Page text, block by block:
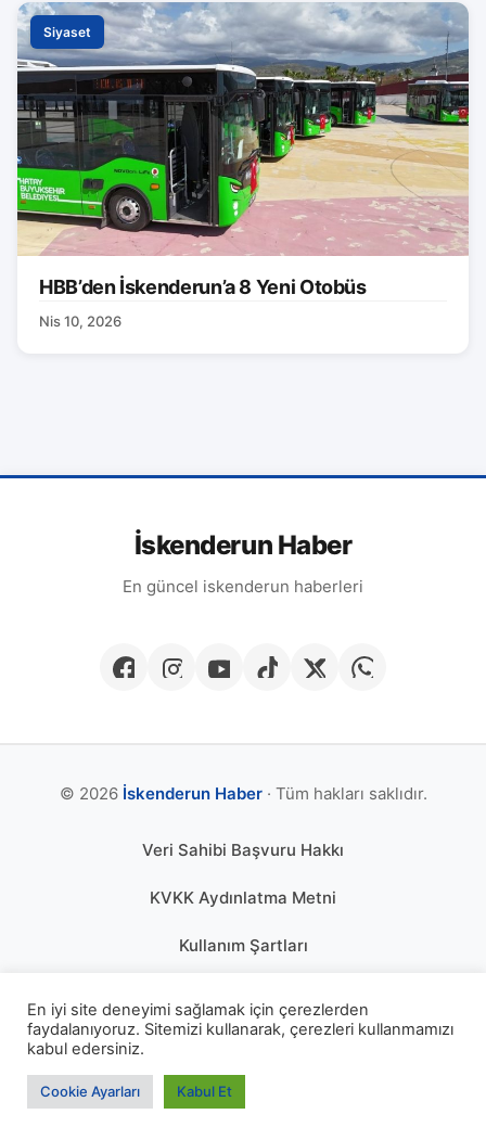
Siyaset
HBB’den İskenderun’a 8 Yeni Otobüs
Nis 10, 2026
İskenderun Haber
En güncel iskenderun haberleri
© 2026 İskenderun Haber· Tüm hakları saklıdır.
Veri Sahibi Başvuru Hakkı
KVKK Aydınlatma Metni
Kullanım Şartları
Çerez Politikası
KÜNYE
En iyi site deneyimi sağlamak için çerezlerden
faydalanıyoruz. Sitemizi kullanarak, çerezleri kullanmamızı
kabul edersiniz.
Cookie Ayarları Kabul Et